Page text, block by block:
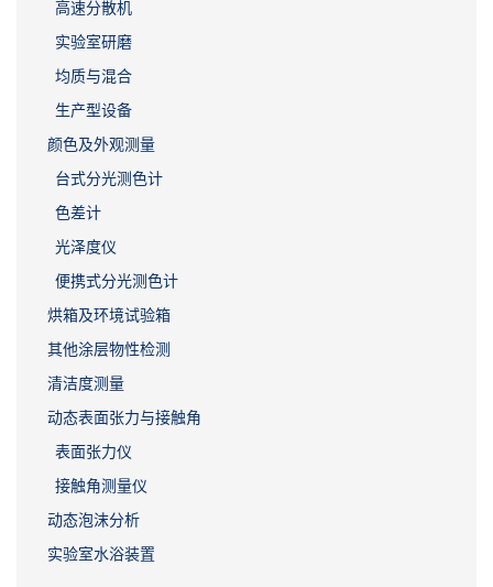
高速分散机
实验室研磨
均质与混合
生产型设备
颜色及外观测量
台式分光测色计
色差计
光泽度仪
便携式分光测色计
烘箱及环境试验箱
其他涂层物性检测
清洁度测量
动态表面张力与接触角
表面张力仪
接触角测量仪
动态泡沫分析
实验室水浴装置